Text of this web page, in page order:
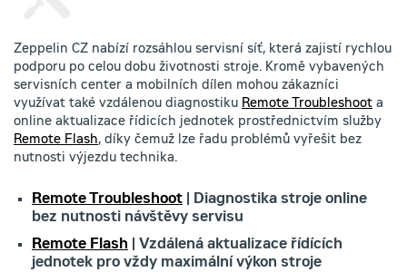
Zeppelin CZ nabízí rozsáhlou servisní síť, která zajistí rychlou
podporu po celou dobu životnosti stroje. Kromě vybavených
servisních center a mobilních dílen mohou zákazníci
využívat také vzdálenou diagnostiku Remote Troubleshoot a
online aktualizace řídicích jednotek prostřednictvím služby
Remote Flash, díky čemuž lze řadu problémů vyřešit bez
nutnosti výjezdu technika.
Remote Troubleshoot | Diagnostika stroje online
bez nutnosti návštěvy servisu
Remote Flash | Vzdálená aktualizace řídících
jednotek pro vždy maximální výkon stroje